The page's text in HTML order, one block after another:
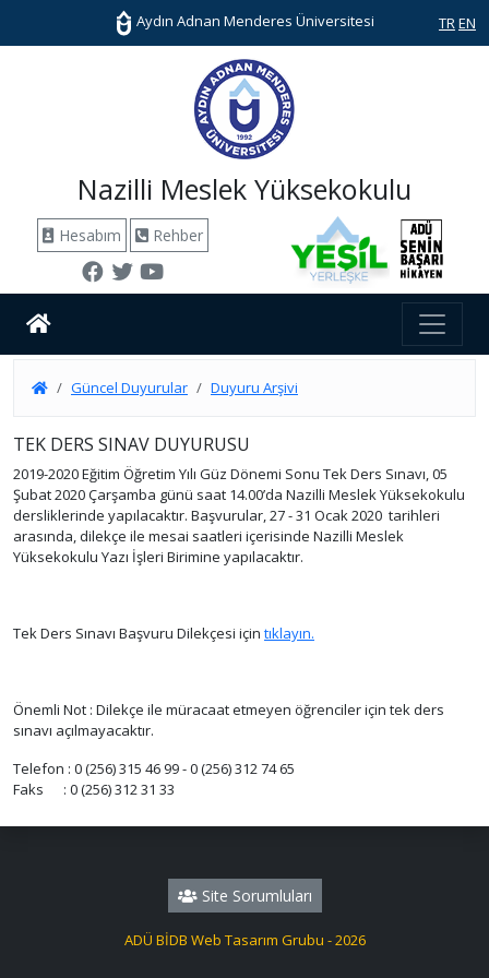
Aydın Adnan Menderes Üniversitesi TR EN
Nazilli Meslek Yüksekokulu
Hesabım Rehber
Güncel Duyurular Duyuru Arşivi
TEK DERS SINAV DUYURUSU
2019-2020 Eğitim Öğretim Yılı Güz Dönemi Sonu Tek Ders Sınavı, 05
Şubat 2020 Çarşamba günü saat 14.00’da Nazilli Meslek Yüksekokulu
dersliklerinde yapılacaktır. Başvurular, 27 - 31 Ocak 2020 tarihleri
arasında, dilekçe ile mesai saatleri içerisinde Nazilli Meslek
Yüksekokulu Yazı İşleri Birimine yapılacaktır.
Tek Ders Sınavı Başvuru Dilekçesi için tıklayın.
Önemli Not : Dilekçe ile müracaat etmeyen öğrenciler için tek ders
sınavı açılmayacaktır.
Telefon : 0 (256) 315 46 99 - 0 (256) 312 74 65
Faks : 0 (256) 312 31 33
Site Sorumluları
ADÜ BİDB Web Tasarım Grubu - 2026